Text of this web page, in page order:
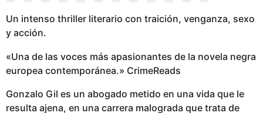
Un intenso thriller literario con traición, venganza, sexo
y acción.
«Una de las voces más apasionantes de la novela negra
europea contemporánea.» CrimeReads
Gonzalo Gil es un abogado metido en una vida que le
resulta ajena, en una carrera malograda que trata de